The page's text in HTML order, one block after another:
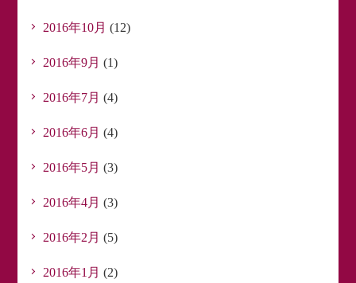
2016年10月 (12)
2016年9月 (1)
2016年7月 (4)
2016年6月 (4)
2016年5月 (3)
2016年4月 (3)
2016年2月 (5)
2016年1月 (2)